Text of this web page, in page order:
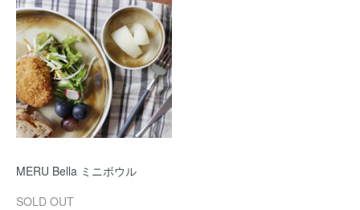
MERU Bella ミニボウル
SOLD OUT